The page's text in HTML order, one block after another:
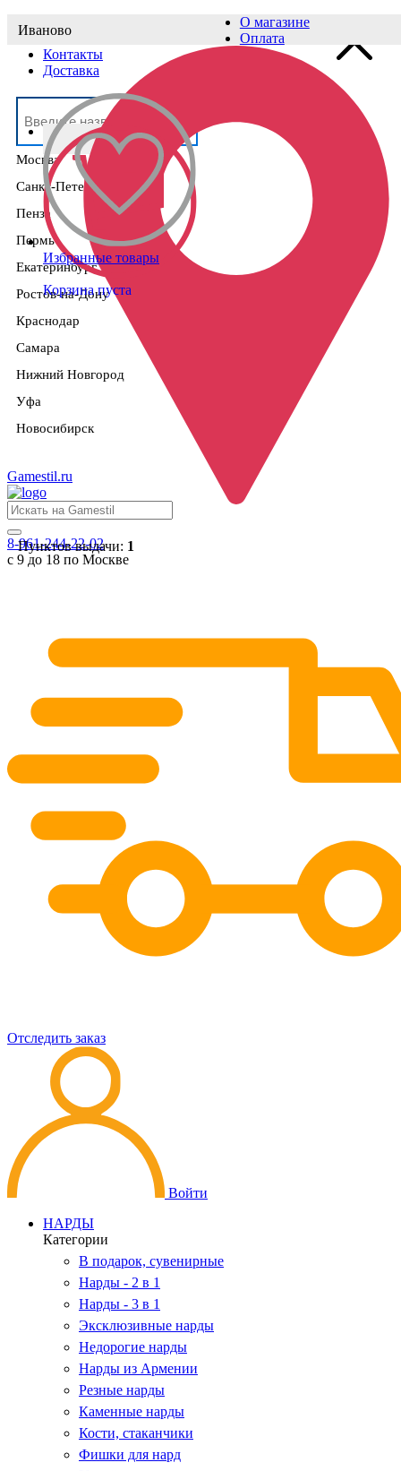
Выберите населённый пункт
Москва
Санкт-Петербург
Пенза
Пермь
Екатеринбург
Ростов-на-Дону
Краснодар
Самара
Нижний Новгород
Уфа
Новосибирск
Иваново
Пунктов выдачи: 1
О магазине
Оплата
Контакты
Доставка
Избранные товары
Корзина пуста
Gamestil.ru
8-961-244-22-02
с 9 до 18 по Москве
Отследить заказ
Войти
НАРДЫ
Категории
В подарок, сувенирные
Нарды - 2 в 1
Нарды - 3 в 1
Эксклюзивные нарды
Недорогие нарды
Нарды из Армении
Резные нарды
Каменные нарды
Кости, стаканчики
Фишки для нард